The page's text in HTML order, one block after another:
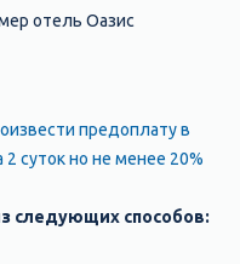
предоплату в
суток но не менее 20%
следующих способов: